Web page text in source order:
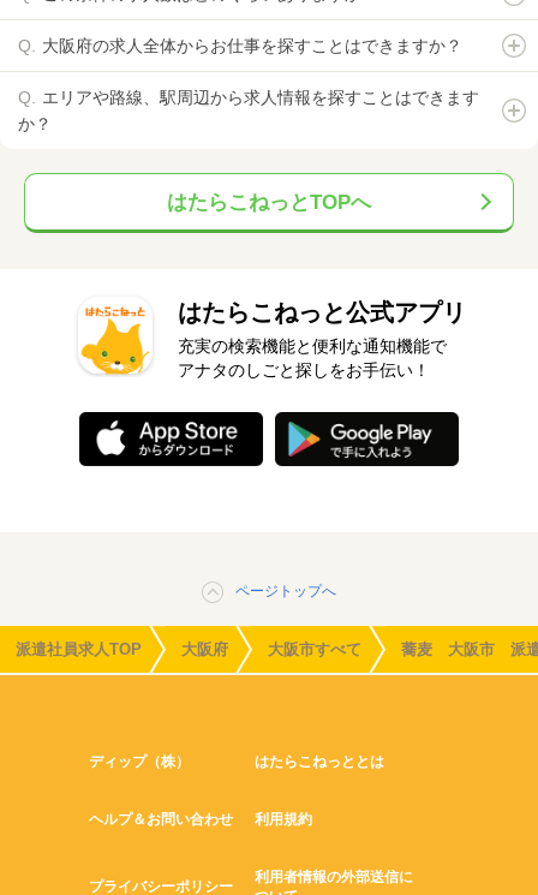
大阪府の求人全体からお仕事を探すことはできますか？
エリアや路線、駅周辺から求人情報を探すことはできます
か？
はたらこねっとTOPへ
はたらこねっと公式アプリ
充実の検索機能と便利な通知機能で
アナタのしごと探しをお手伝い！
ページトップへ
派遣社員求人TOP 大阪府 大阪市すべて 蕎麦 大阪市 派
ディップ（株） はたらこねっととは
ヘルプ＆お問い合わせ 利用規約
プライバシーポリシー
利用者情報の外部送信に